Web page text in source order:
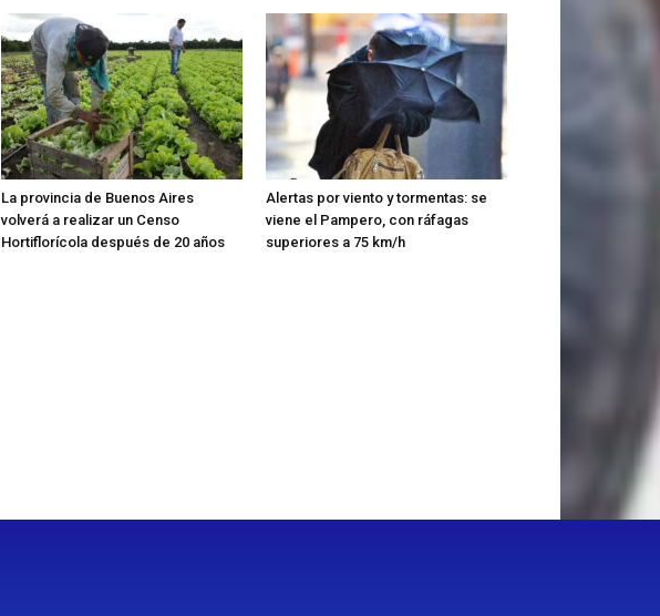
La provincia de Buenos Aires
volverá a realizar un Censo
Hortiflorícola después de 20 años
Alertas por viento y tormentas: se
viene el Pampero, con ráfagas
superiores a 75 km/h